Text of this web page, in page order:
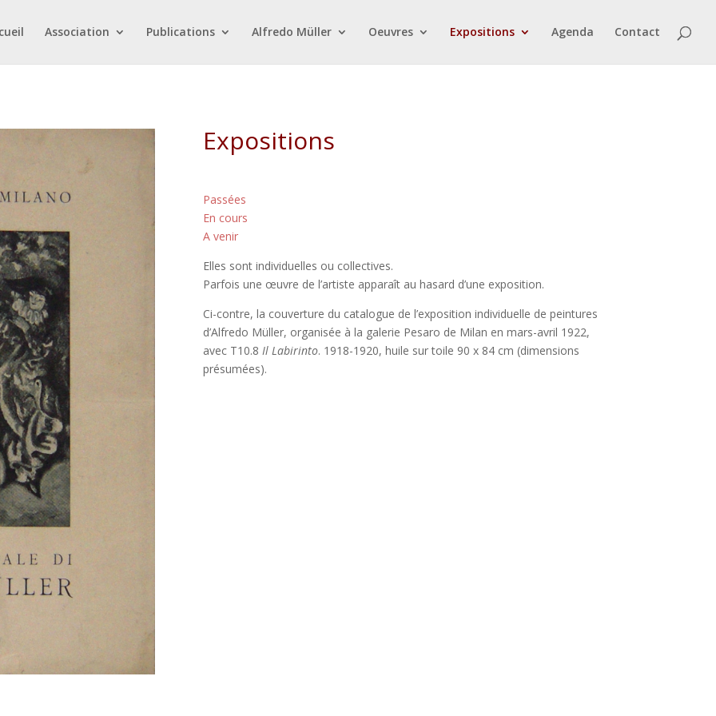
Association Publications Alfredo Müller Oeuvres Expositions Agenda Contact
Expositions
Passées
En cours
A venir
Elles sont individuelles ou collectives.
Parfois une œuvre de l’artiste apparaît au hasard d’une exposition.
Ci-contre, la couverture du catalogue de l’exposition individuelle de peintures
d’Alfredo Müller, organisée à la galerie Pesaro de Milan en mars-avril 1922,
avec T10.8 Il Labirinto. 1918-1920, huile sur toile 90 x 84 cm (dimensions
présumées).